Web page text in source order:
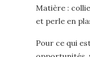
Matière :
et perle en
Pour ce qui